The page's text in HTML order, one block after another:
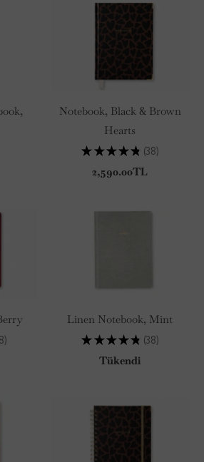
Notebook, Black & Brown
Hearts
★ ★ ★ ★ ★ 38
38
2,590.00TL
Linen Notebook, Mint
★ ★ ★ ★ ★ 38
38
Tükendi